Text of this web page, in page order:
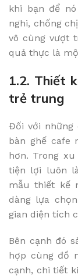
khi bạn để
nghi, chống
vô cùng vượt
quả thực là
1.2. Thiết
trẻ trung
Đối với những
bàn ghế cafe
hơn. Trong
tiện lợi luôn
mẫu thiết kế
dàng lựa
gian diện tích
Bên cạnh đó
hợp cùng đồ
cạnh, chi tiết